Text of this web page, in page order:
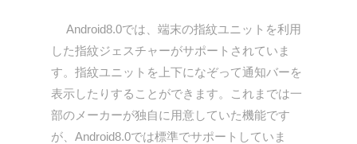
Android8.0では、端末の指紋ユニットを利用
した指紋ジェスチャーがサポートされていま
す。指紋ユニットを上下になぞって通知バーを
表示したりすることができます。これまでは一
部のメーカーが独自に用意していた機能です
が、Android8.0では標準でサポートしていま